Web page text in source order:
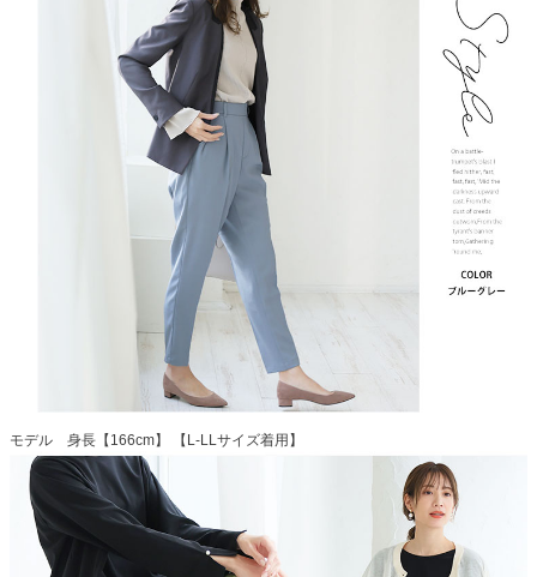
モデル 身長【166cm】 【L-LLサイズ着用】